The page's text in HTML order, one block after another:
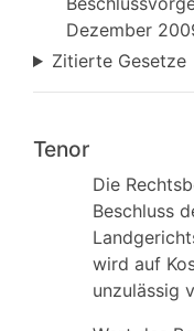
Dezember
Zitierte Gesetze
Tenor
Die
Beschluss
wird auf
unzulässig